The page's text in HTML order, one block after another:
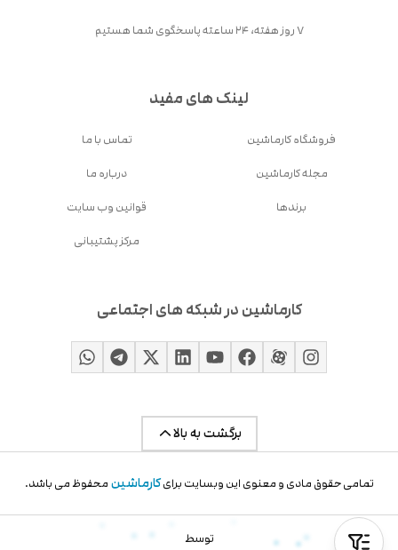
۷ روز هفته، ۲۴ ساعته پاسخگوی شما هستیم
لینک های مفید
فروشگاه کارماشین
مجله کارماشین
برندها
تماس با ما
درباره ما
قوانین وب سایت
مرکز پشتیبانی
کارماشین در شبکه های اجتماعی
برگشت به بالا
تمامی حقوق مادی و معنوی این وبسایت برایکارماشین محفوظ می باشد.
توسط